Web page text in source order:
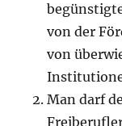
von der
von
Man darf